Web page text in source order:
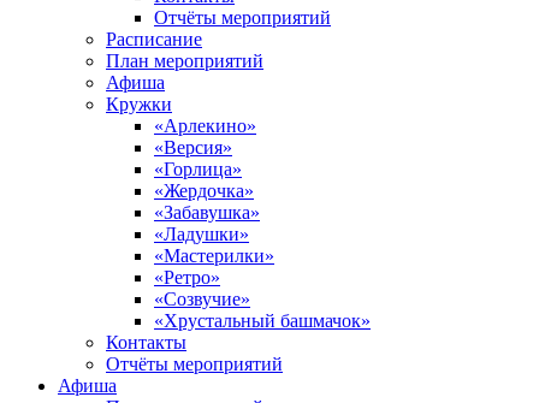
Отчёты мероприятий
Расписание
План мероприятий
Афиша
Кружки
«Арлекино»
«Версия»
«Горлица»
«Жердочка»
«Забавушка»
«Ладушки»
«Мастерилки»
«Ретро»
«Созвучие»
«Хрустальный башмачок»
Контакты
Отчёты мероприятий
Афиша